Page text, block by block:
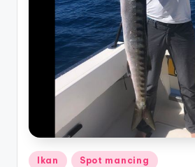
Posted
Ikan Spot mancing